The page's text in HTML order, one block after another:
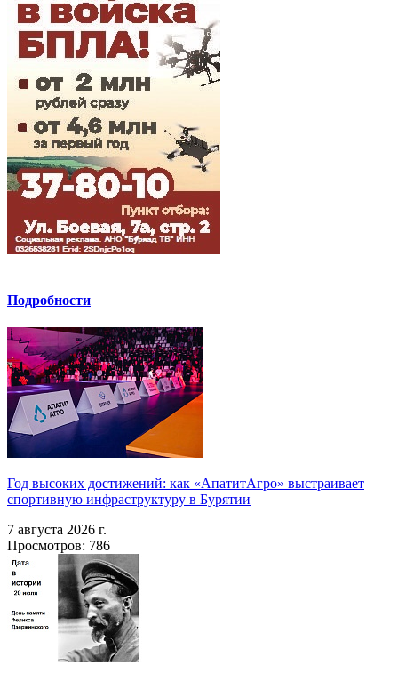
Подробности
Год высоких достижений: как «АпатитАгро» выстраивает
спортивную инфраструктуру в Бурятии
7 августа 2026 г.
Просмотров: 786